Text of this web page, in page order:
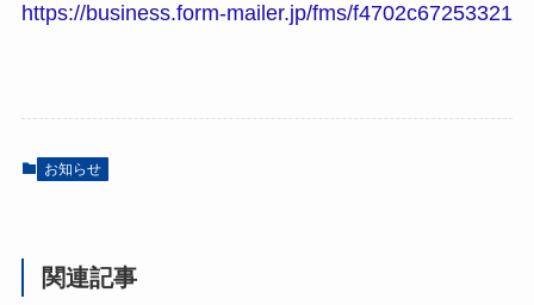
https://business.form-mailer.jp/fms/f4702c67253321
お知らせ
関連記事